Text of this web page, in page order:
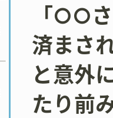
「○○
済まさ
と意外
たり前